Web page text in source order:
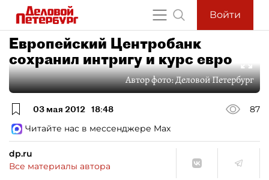
Войти
Европейский Центробанк
сохранил интригу и курс евро
Автор фото:Деловой Петербург
03 мая 2012 18:48
87
Читайте нас в мессенджере Max
dp.ru
Все материалы автора